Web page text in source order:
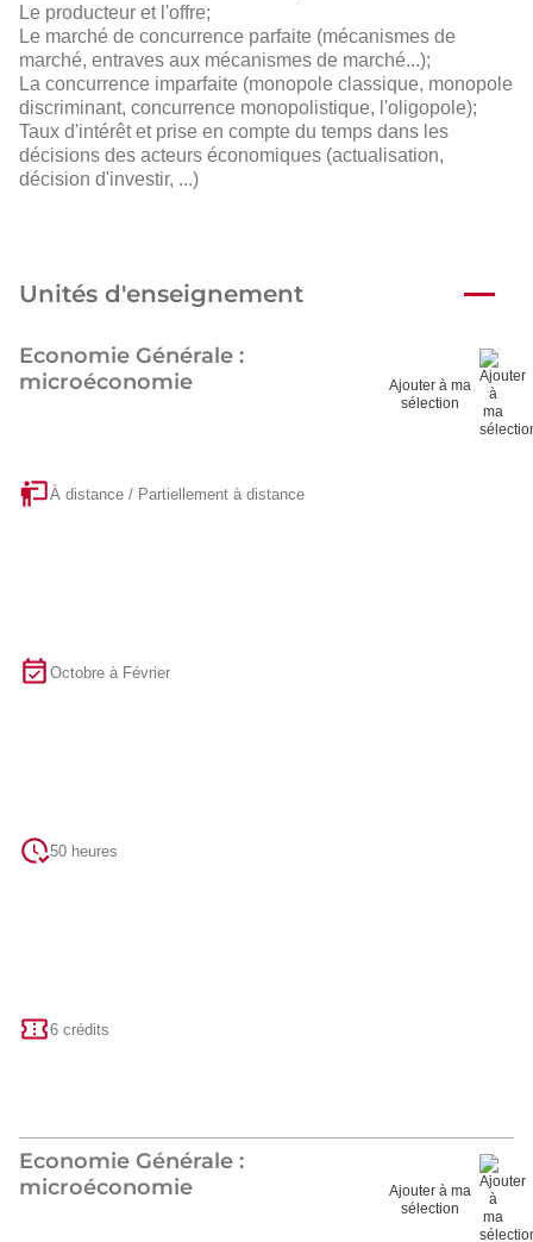
Le producteur et l'offre;
Le marché de concurrence parfaite (mécanismes de
marché, entraves aux mécanismes de marché...);
La concurrence imparfaite (monopole classique, monopole
discriminant, concurrence monopolistique, l'oligopole);
Taux d'intérêt et prise en compte du temps dans les
décisions des acteurs économiques (actualisation,
décision d'investir, ...)
Unités d'enseignement
Economie Générale :
microéconomie
Ajouter à ma
sélection
À distance / Partiellement à distance
Octobre à Février
50 heures
6 crédits
Economie Générale :
microéconomie
Ajouter à ma
sélection